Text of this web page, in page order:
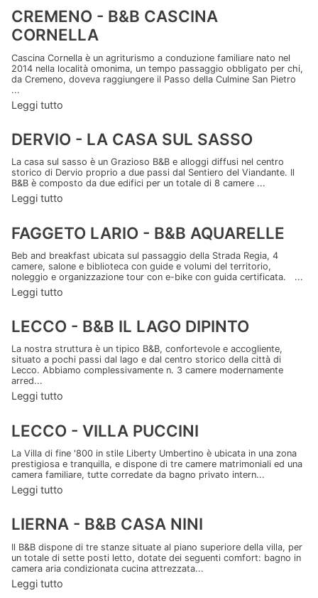
CREMENO - B&B CASCINA
CORNELLA
Cascina Cornella è un agriturismo a conduzione familiare nato nel
2014 nella località omonima, un tempo passaggio obbligato per chi,
da Cremeno, doveva raggiungere il Passo della Culmine San Pietro
...
Leggi tutto
DERVIO - LA CASA SUL SASSO
La casa sul sasso è un Grazioso B&B e alloggi diffusi nel centro
storico di Dervio proprio a due passi dal Sentiero del Viandante. Il
B&B è composto da due edifici per un totale di 8 camere ...
Leggi tutto
FAGGETO LARIO - B&B AQUARELLE
Beb and breakfast ubicata sul passaggio della Strada Regia, 4
camere, salone e biblioteca con guide e volumi del territorio,
noleggio e organizzazione tour con e-bike con guida certificata. ...
Leggi tutto
LECCO - B&B IL LAGO DIPINTO
La nostra struttura è un tipico B&B, confortevole e accogliente,
situato a pochi passi dal lago e dal centro storico della città di
Lecco. Abbiamo complessivamente n. 3 camere modernamente
arred...
Leggi tutto
LECCO - VILLA PUCCINI
La Villa di fine '800 in stile Liberty Umbertino è ubicata in una zona
prestigiosa e tranquilla, e dispone di tre camere matrimoniali ed una
camera familiare, tutte corredate da bagno privato intern...
Leggi tutto
LIERNA - B&B CASA NINI
Il B&B dispone di tre stanze situate al piano superiore della villa, per
un totale di sette posti letto, dotate dei seguenti comfort: bagno in
camera aria condizionata cucina attrezzata...
Leggi tutto